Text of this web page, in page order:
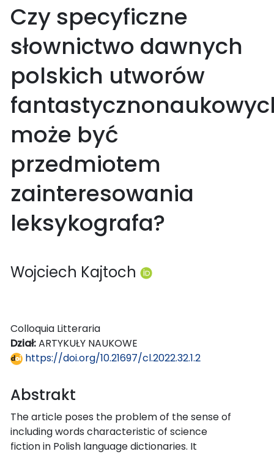
Czy specyficzne
słownictwo dawnych
polskich utworów
może być
przedmiotem
zainteresowania
leksykografa?
Wojciech Kajtoch
Colloquia Litteraria
Dział:ARTYKUŁY NAUKOWE
https://doi.org/10.21697/cl.2022.32.1.2
Abstrakt
The article poses the problem of the sense of
including words characteristic of science
fiction in Polish language dictionaries. It